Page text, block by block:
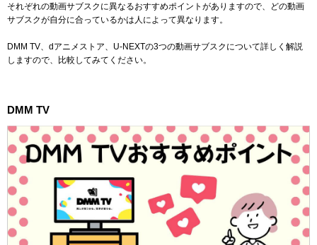
それぞれの動画サブスクに異なるおすすめポイントがありますので、どの動画
サブスクが自分に合っているかは人によって異なります。
DMM TV、dアニメストア、U-NEXTの3つの動画サブスクについて詳しく解説
しますので、比較してみてください。
DMM TV